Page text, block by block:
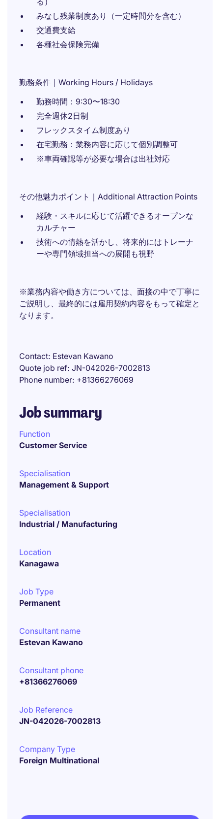
みなし残業制度あり（一定時間分を含む）
交通費支給
各種社会保険完備
勤務条件｜Working Hours / Holidays
勤務時間：9:30〜18:30
完全週休2日制
フレックスタイム制度あり
在宅勤務：業務内容に応じて個別調整可
※車両確認等が必要な場合は出社対応
その他魅力ポイント｜Additional Attraction Points
経験・スキルに応じて活躍できるオープンな
カルチャー
技術への情熱を活かし、将来的にはトレーナ
ーや専門領域担当への展開も視野
※業務内容や働き方については、面接の中で丁寧に
ご説明し、最終的には雇用契約内容をもって確定と
なります。
Contact Estevan Kawano
Quote job ref JN-042026-7002813
Phone number +81366276069
Job summary
Function
Customer Service
Specialisation
Management & Support
Specialisation
Industrial / Manufacturing
Location
Kanagawa
Job Type
Permanent
Consultant name
Estevan Kawano
Consultant phone
+81366276069
Job Reference
JN-042026-7002813
Company Type
Foreign Multinational